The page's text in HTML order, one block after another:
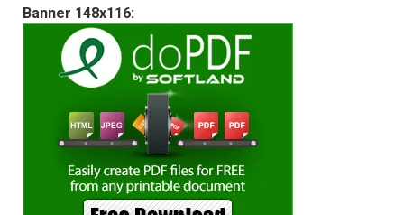
Banner 148x116: